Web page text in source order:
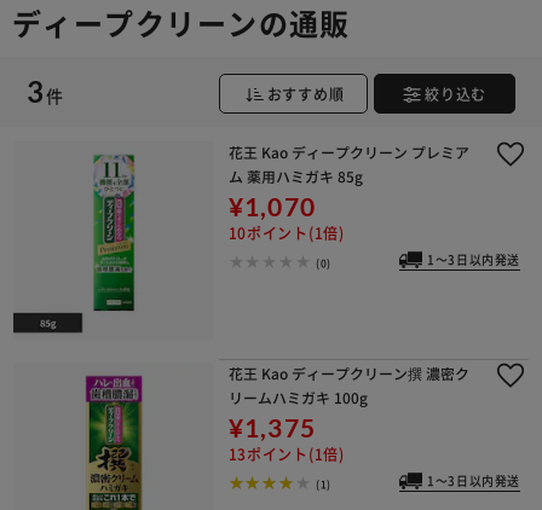
ディープクリーンの通販
3件 おすすめ順 絞り込む
花王 Kao ディープクリーン プレミア
ム 薬用ハミガキ 85g
¥1,070
10ポイント(1倍)
(0) 1～3日以内発送
花王 Kao ディープクリーン撰 濃密ク
リームハミガキ 100g
¥1,375
13ポイント(1倍)
(1) 1～3日以内発送